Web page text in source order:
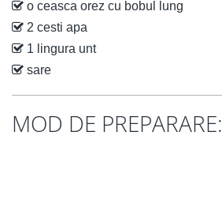
o ceasca orez cu bobul lung
2 cesti apa
1 lingura unt
sare
MOD DE PREPARARE: